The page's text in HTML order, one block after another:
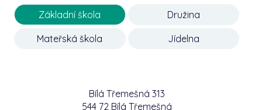
Základní škola Družina
Mateřská škola Jídelna
Bílá Třemešná 313
544 72 Bílá Třemešná